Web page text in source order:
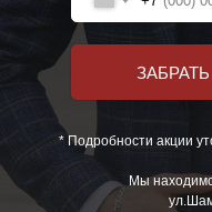
* Подробности акции
Мы